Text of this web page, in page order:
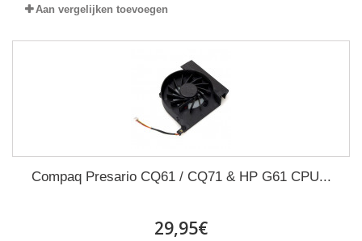
Aan vergelijken toevoegen
Compaq Presario CQ61 / CQ71 & HP G61 CPU...
29,95€